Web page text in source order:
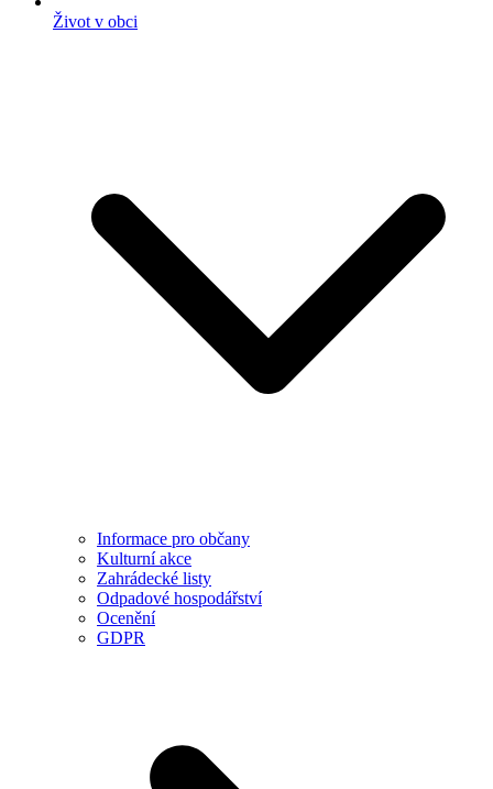
Život v obci
Informace pro občany
Kulturní akce
Zahrádecké listy
Odpadové hospodářství
Ocenění
GDPR